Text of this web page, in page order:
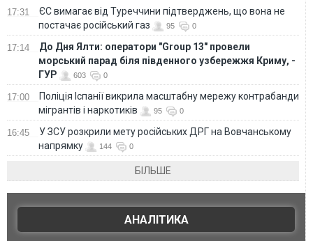
17:31
ЄС вимагає від Туреччини підтверджень, що вона не
постачає російський газ
95 0
17:14
До Дня Ялти: оператори "Group 13" провели
морський парад біля південного узбережжя Криму, -
ГУР
603 0
17:00
Поліція Іспанії викрила масштабну мережу контрабанди
мігрантів і наркотиків
95 0
16:45
У ЗСУ розкрили мету російських ДРГ на Вовчанському
напрямку
144 0
БІЛЬШЕ
АНАЛІТИКА